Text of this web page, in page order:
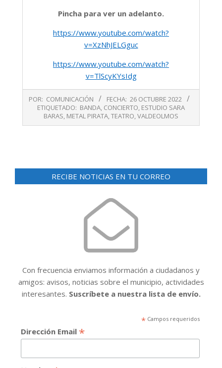
Pincha para ver un adelanto.
https://www.youtube.com/watch?
v=XzNhJELGguc
https://www.youtube.com/watch?
v=TlScyKYsIdg
10-
POR: COMUNICACIÓN FECHA: 26 OCTUBRE 2022
ETIQUETADO: BANDA, CONCIERTO, ESTUDIO SARA
BARAS, METAL PIRATA,TEATRO,VALDEOLMOS
RECIBE NOTICIAS EN TU CORREO
Con frecuencia enviamos información a ciudadanos y
amigos: avisos, noticias sobre el municipio, actividades
interesantes. Suscríbete a nuestra lista de envío.
*Campos requeridos
Dirección Email *